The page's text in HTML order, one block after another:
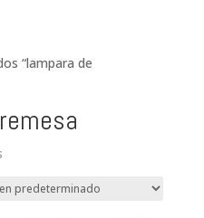
“lampara de